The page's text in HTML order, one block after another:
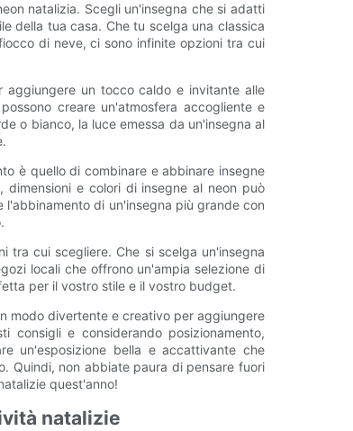
natalizia. Scegli un'insegna che si adatti
della tua casa. Che tu scelga una classica
di neve, ci sono infinite opzioni tra cui
aggiungere un tocco caldo e invitante alle
creare un'atmosfera accogliente e
o bianco, la luce emessa da un'insegna al
è quello di combinare e abbinare insegne
e colori di insegne al neon può
di un'insegna più grande con
tra cui scegliere. Che si scelga un'insegna
locali che offrono un'ampia selezione di
per il vostro stile e il vostro budget.
modo divertente e creativo per aggiungere
consigli e considerando posizionamento,
un'esposizione bella e accattivante che
Quindi, non abbiate paura di pensare fuori
quest'anno!
natalizie